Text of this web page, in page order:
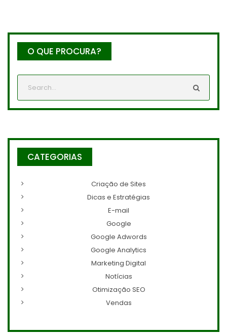
O QUE PROCURA?
CATEGORIAS
Criação de Sites
Dicas e Estratégias
E-mail
Google
Google Adwords
Google Analytics
Marketing Digital
Notícias
Otimização SEO
Vendas